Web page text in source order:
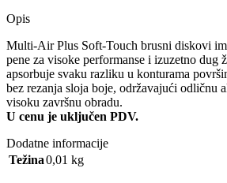
Opis
Multi-Air Plus Soft-Touch brusni diskovi
pene za visoke performanse i izuzetno dug
apsorbuje svaku razliku u konturama
bez rezanja sloja boje, održavajući odličnu
visoku završnu obradu.
U cenu je uključen PDV.
Dodatne informacije
Težina0,01 kg